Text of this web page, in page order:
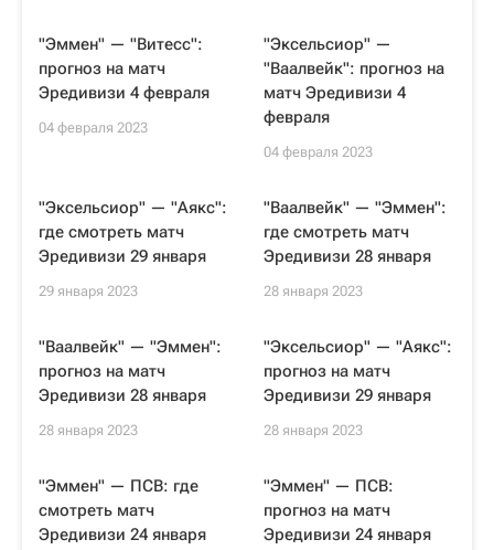
"Эммен" — "Витесс":
прогноз на матч
Эредивизи 4 февраля
04 февраля 2023
"Эксельсиор" —
"Ваалвейк": прогноз на
матч Эредивизи 4
февраля
04 февраля 2023
"Эксельсиор" — "Аякс":
где смотреть матч
Эредивизи 29 января
29 января 2023
"Ваалвейк" — "Эммен":
где смотреть матч
Эредивизи 28 января
28 января 2023
"Ваалвейк" — "Эммен":
прогноз на матч
Эредивизи 28 января
28 января 2023
"Эксельсиор" — "Аякс":
прогноз на матч
Эредивизи 29 января
28 января 2023
"Эммен" — ПСВ: где
смотреть матч
Эредивизи 24 января
"Эммен" — ПСВ:
прогноз на матч
Эредивизи 24 января